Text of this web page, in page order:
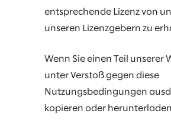
entsprechende Lizenz von
unseren Lizenzgebern zu
Wenn Sie einen Teil unserer
unter Verstoß gegen diese
Nutzungsbedingungen
kopieren oder